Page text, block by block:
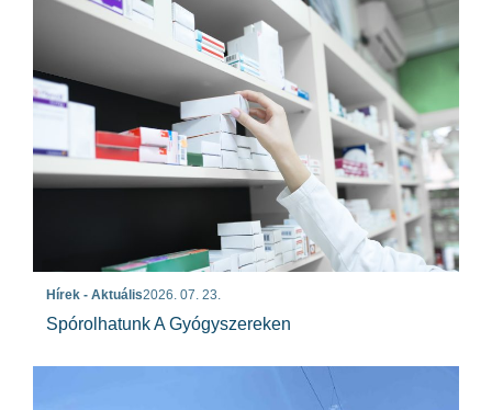
Hírek - Aktuális2026. 07. 23.
Spórolhatunk A Gyógyszereken